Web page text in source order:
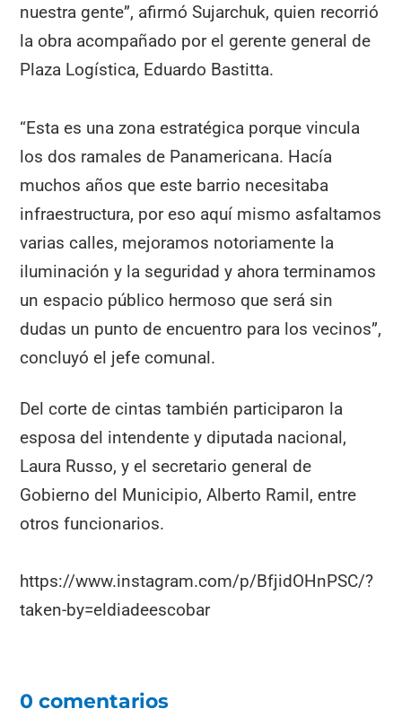
nuestra gente”, afirmó Sujarchuk, quien recorrió
la obra acompañado por el gerente general de
Plaza Logística, Eduardo Bastitta.
“Esta es una zona estratégica porque vincula
los dos ramales de Panamericana. Hacía
muchos años que este barrio necesitaba
infraestructura, por eso aquí mismo asfaltamos
varias calles, mejoramos notoriamente la
iluminación y la seguridad y ahora terminamos
un espacio público hermoso que será sin
dudas un punto de encuentro para los vecinos”,
concluyó el jefe comunal.
Del corte de cintas también participaron la
esposa del intendente y diputada nacional,
Laura Russo, y el secretario general de
Gobierno del Municipio, Alberto Ramil, entre
otros funcionarios.
https://www.instagram.com/p/BfjidOHnPSC/?
taken-by=eldiadeescobar
0 comentarios